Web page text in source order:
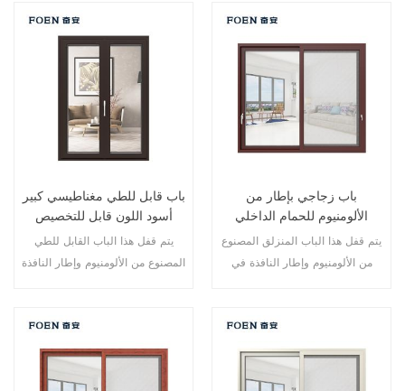
مختلفة من الأبواب لتلبية الاحتياجات
المعمارية المختلفة.
باب قابل للطي مغناطيسي كبير
أسود اللون قابل للتخصيص
للاستخدام المتين
يتم قفل هذا الباب القابل للطي
المصنوع من الألومنيوم وإطار النافذة
مختلفة من الأبواب لتلبية الاحتياجات
المعمارية المختلفة.
باب زجاجي بإطار من
الألومنيوم للحمام الداخلي
يتم قفل هذا الباب المنزلق المصنوع
من الألومنيوم وإطار النافذة في
الأبواب لتلبية الاحتياجات المعمارية
المختلفة